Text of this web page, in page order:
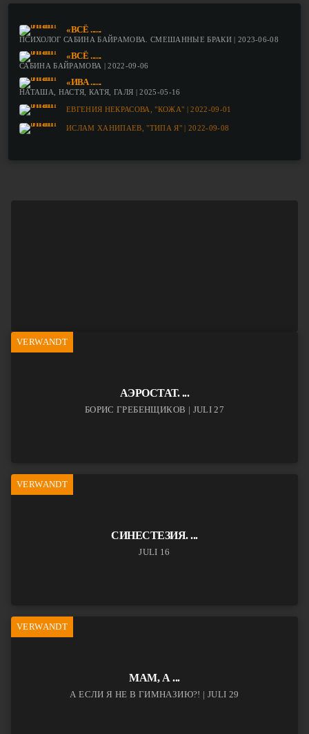
«ВСЁ ......
ПСИХОЛОГ САБИНА БАЙРАМОВА. СМЕШАННЫЕ БРАКИ | 2023-06-08
«ВСЁ ......
САБИНА БАЙРАМОВА | 2022-09-06
«ИВА ......
НАТАША, НАСТЯ, КАТЯ, ГАЛЯ | 2025-05-16
ЕВГЕНИЯ НЕКРАСОВА, "КОЖА" | 2022-09-01
ИСЛАМ ХАНИПАЕВ, "ТИПА Я" | 2022-09-08
VERWANDT
АЭРОСТАТ. ...
БОРИС ГРЕБЕНЩИКОВ | JULI 27
VERWANDT
СИНЕСТЕЗИЯ. ...
JULI 16
VERWANDT
МАМ, А ...
А ЕСЛИ Я НЕ В ГИМНАЗИЮ?! | JULI 29